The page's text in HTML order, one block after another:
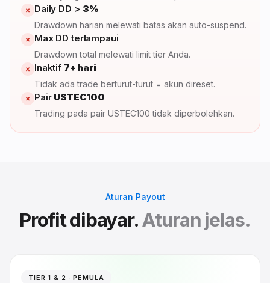
× Daily DD > 3%
Drawdown harian melewati batas akan auto-suspend.
× Max DD terlampaui
Drawdown total melewati limit tier Anda.
× Inaktif 7+ hari
Tidak ada trade berturut-turut = akun direset.
× Pair USTEC100
Trading pada pair USTEC100 tidak diperbolehkan.
Aturan Payout
Profit dibayar.Aturan jelas.
TIER 1 & 2 · PEMULA